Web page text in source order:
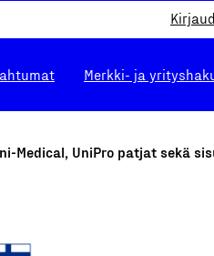
Merkki- ja
Medical, UniPro patjat sekä